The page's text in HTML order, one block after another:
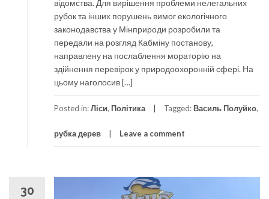
відомства. Для вирішення проблеми нелегальних
рубок та інших порушень вимог екологічного
законодавства у Мінприроди розробили та
передали на розгляд Кабміну постанову,
направлену на послаблення мораторію на
здійнення перевірок у природоохоронній сфері. На
цьому наголосив […]
Posted in:Ліси, Політика Tagged: Василь Полуйко,
рубка дерев Leave a comment
30